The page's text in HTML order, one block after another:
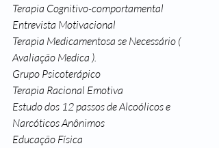
Terapia Cognitivo-comportamental
Entrevista Motivacional
Terapia Medicamentosa se Necessário (
Avaliação Medica ).
Grupo Psicoterápico
Terapia Racional Emotiva
Estudo dos 12 passos de Alcoólicos e
Narcóticos Anônimos
Educação Física